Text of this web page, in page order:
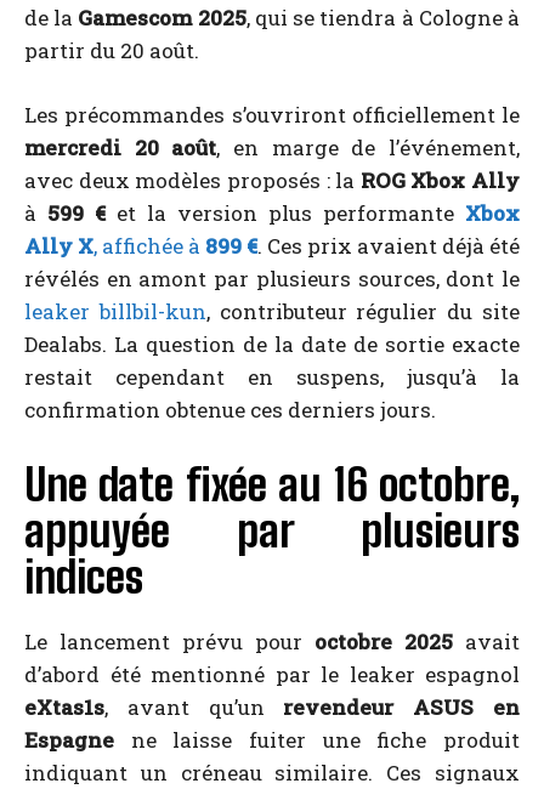
de la Gamescom 2025, qui se tiendra à Cologne à
partir du 20 août.
Les précommandes s’ouvriront officiellement le
mercredi 20 août, en marge de l’événement,
avec deux modèles proposés : la ROG Xbox Ally
à 599 €et la version plus performante Xbox
Ally X, affichée à 899 €. Ces prix avaient déjà été
révélés en amont par plusieurs sources, dont le
leaker billbil-kun, contributeur régulier du site
Dealabs. La question de la date de sortie exacte
restait cependant en suspens, jusqu’à la
confirmation obtenue ces derniers jours.
Une date fixée au 16 octobre,
appuyée par plusieurs
indices
Le lancement prévu pour octobre 2025 avait
d’abord été mentionné par le leaker espagnol
eXtas1s, avant qu’un revendeur ASUS en
Espagne ne laisse fuiter une fiche produit
indiquant un créneau similaire. Ces signaux